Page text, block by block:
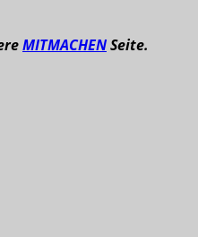
MITMACHENSeite.